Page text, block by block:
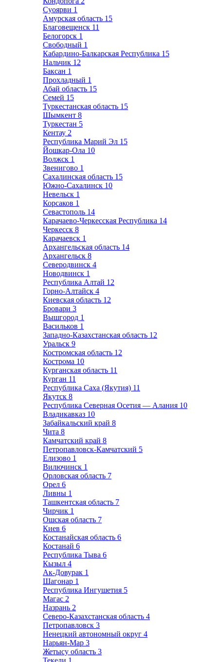
Суоярви 1
Амурская область 15
Благовещенск 11
Белогорск 1
Свободный 1
Кабардино-Балкарская Республика 15
Нальчик 12
Баксан 1
Прохладный 1
Абай область 15
Семей 15
Туркестанская область 15
Шымкент 8
Туркестан 5
Кентау 2
Республика Марий Эл 15
Йошкар-Ола 10
Волжск 1
Звенигово 1
Сахалинская область 15
Южно-Сахалинск 10
Невельск 1
Корсаков 1
Севастополь 14
Карачаево-Черкесская Республика 14
Черкесск 8
Карачаевск 1
Архангельская область 14
Архангельск 8
Северодвинск 4
Новодвинск 1
Республика Алтай 12
Горно-Алтайск 4
Киевская область 12
Бровари 3
Вышгород 1
Васильков 1
Западно-Казахстанская область 12
Уральск 9
Костромская область 12
Кострома 10
Курганская область 11
Курган 11
Республика Саха (Якутия) 11
Якутск 8
Республика Северная Осетия — Алания 10
Владикавказ 10
Забайкальский край 8
Чита 8
Камчатский край 8
Петропавловск-Камчатский 5
Елизово 1
Вилючинск 1
Орловская область 7
Орел 6
Ливны 1
Ташкентская область 7
Чирчик 1
Ошская область 7
Киев 6
Костанайская область 6
Костанай 6
Республика Тыва 6
Кызыл 4
Ак-Довурак 1
Шагонар 1
Республика Ингушетия 5
Магас 2
Назрань 2
Северо-Казахстанская область 4
Петропавловск 3
Ненецкий автономный округ 4
Нарьян-Мар 3
Жетысу область 3
Текели 1